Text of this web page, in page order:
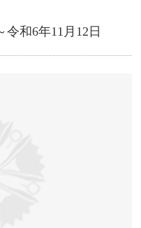
和6年11月12日